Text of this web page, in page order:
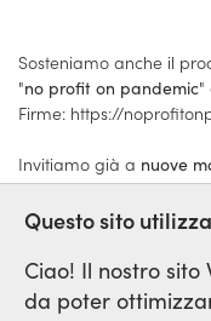
Sosteniamo anche il
"no profit on pandemic"
Firme: https://
Invitiamo già a nuove
della Giornata
Questo sito
Ciao! Il nostro sito
da poter